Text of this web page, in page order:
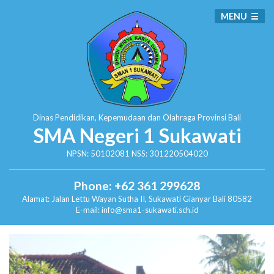
Dinas Pendidikan, Kepemudaan dan Olahraga Provinsi Bali
SMA Negeri 1 Sukawati
NPSN: 50102081 NSS: 301220504020
Phone: +62 361 299628
Alamat: Jalan Lettu Wayan Sutha II, SukawatiGianyar Bali 80582
E-mail: info@sma1-sukawati.sch.id
MENU